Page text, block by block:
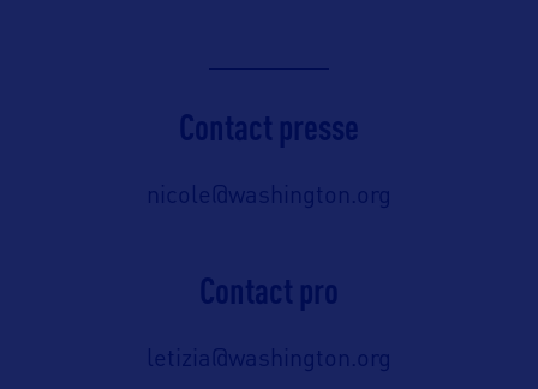
Contact presse
nicole@washington.org
Contact pro
letizia@washington.org